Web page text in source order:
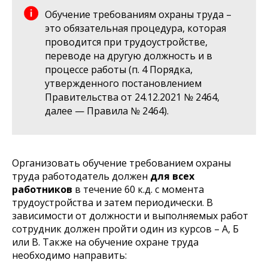
Обучение требованиям охраны труда –
это обязательная процедура, которая
проводится при трудоустройстве,
переводе на другую должность и в
процессе работы (п. 4 Порядка,
утвержденного постановлением
Правительства от 24.12.2021 № 2464,
далее — Правила № 2464).
Организовать обучение требованием охраны
труда работодатель должен для всех
работников в течение 60 к.д. с момента
трудоустройства и затем периодически. В
зависимости от должности и выполняемых работ
сотрудник должен пройти один из курсов – А, Б
или В. Также на обучение охране труда
необходимо направить: